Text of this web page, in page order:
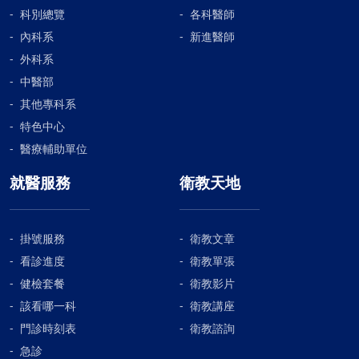
科別總覽
內科系
外科系
中醫部
其他專科系
特色中心
醫療輔助單位
各科醫師
新進醫師
就醫服務
掛號服務
看診進度
健檢套餐
該看哪一科
門診時刻表
急診
衛教天地
衛教文章
衛教單張
衛教影片
衛教講座
衛教諮詢